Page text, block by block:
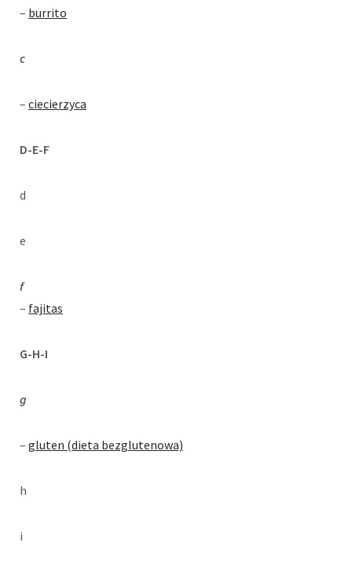
– burrito
c
– ciecierzyca
D-E-F
d
e
f
– fajitas
G-H-I
g
– gluten (dieta bezglutenowa)
h
i